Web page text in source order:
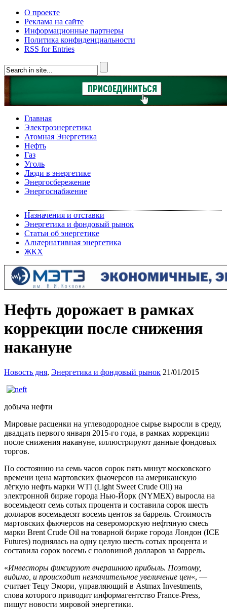
О проекте
Реклама на сайте
Информационные партнеры
Политика конфиденциальности
RSS for Entries
Главная
Электроэнергетика
Атомная Энергетика
Нефть
Газ
Уголь
Люди в энергетике
Энергосбережение
Энергоснабжение
Назначения и отставки
Энергетика и фондовый рынок
Статьи об энергетике
Альтернативная энергетика
ЖКХ
Нефть дорожает в рамках
коррекции после снижения
накануне
Новость дня, Энергетика и фондовый рынок 21/01/2015
добыча нефти
Мировые расценки на углеводородное сырье выросли в среду,
двадцать первого января 2015-го года, в рамках коррекции
после снижения накануне, иллюстрируют данные фондовых
торгов.
По состоянию на семь часов сорок пять минут московского
времени цена мартовских фьючерсов на американскую
лёгкую нефть марки WTI (Light Sweet Crude Oil) на
электронной бирже города Нью-Йорк (NYMEX) выросла на
восемьдесят семь сотых процента и составила сорок шесть
долларов восемьдесят восемь центов за баррель. Стоимость
мартовских фьючерсов на североморскую нефтяную смесь
марки Brent Crude Oil на товарной бирже города Лондон (ICE
Futures) поднялась на одну целую шесть сотых процента и
составила сорок восемь с половиной долларов за баррель.
«Инвесторы фиксируют вчерашнюю прибыль. Поэтому,
видимо, и происходит незначительное увеличение цен«, —
считает Тецу Эмори, управляющий в Astmax Investments,
слова которого приводит информагентство France-Press,
пишут новости мировой энергетики.